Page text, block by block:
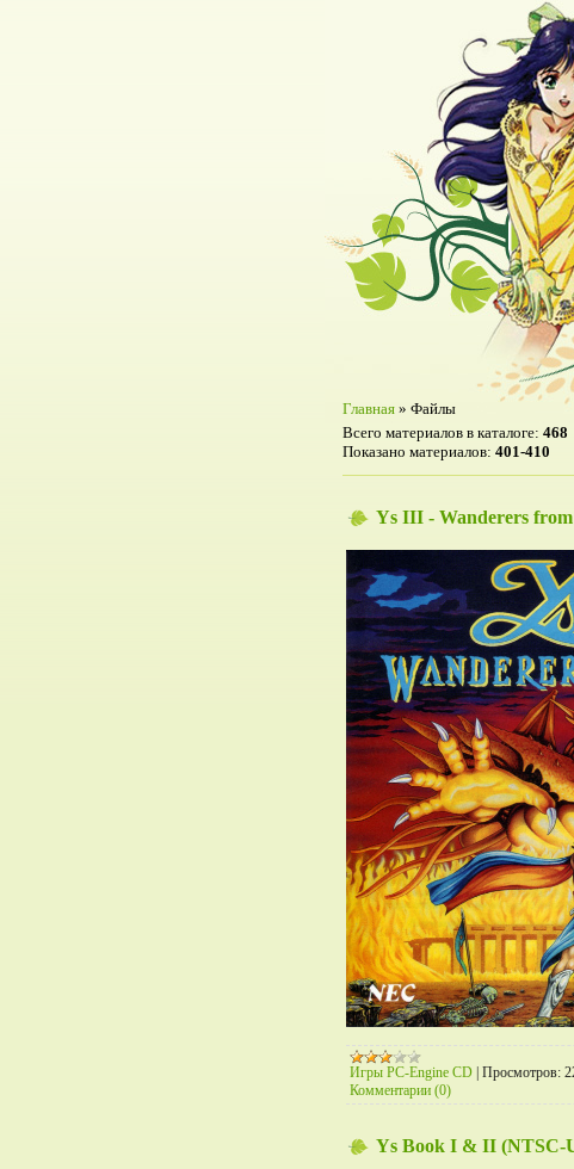
Главная » Файлы
Всего материалов в каталоге: 468
Показано материалов: 401-410
Ys III - Wanderers
Игры PC-Engine CD Просмотров:
Комментарии (0)
Ys Book I & II (NTSC-